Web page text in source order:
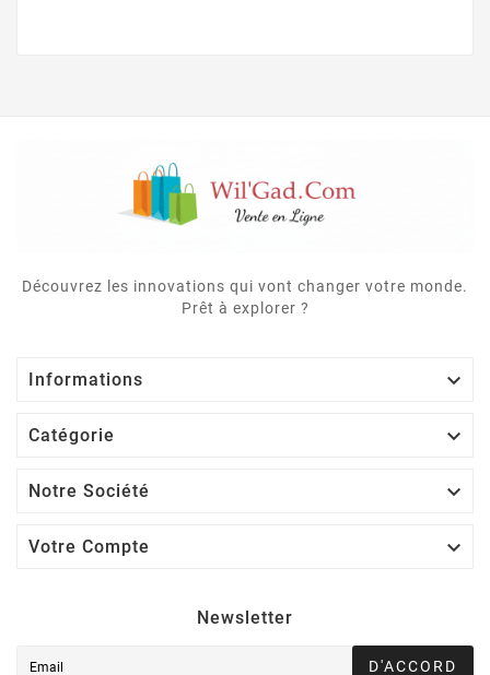
Découvrez les innovations qui vont changer votre monde.
Prêt à explorer ?
Informations 
Catégorie 
Notre Société 
Votre Compte 
Newsletter
D'ACCORD